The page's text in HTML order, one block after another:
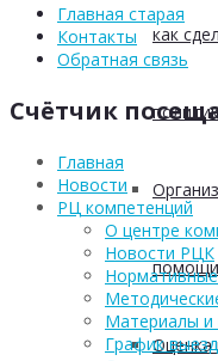
как
помощи
Оценка
Главная старая
Контакты
Обратная связь
Счётчик
Главная
Новости
РЦ компетенций
О центре
Новости РЦК
Материалы и
График